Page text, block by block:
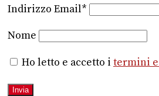
Indirizzo Email*
Nome
Ho letto e accetto i termini